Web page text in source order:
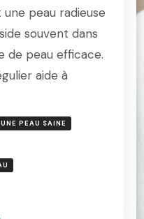
PEAU
POUR
PEAU
peau radieuse
souvent dans
de peau efficace.
aide à
PEAU SAINE